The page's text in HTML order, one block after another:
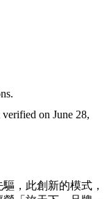
on June 28,
，此創新的模式，